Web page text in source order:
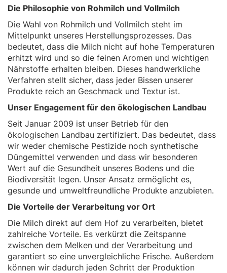
Die Philosophie von Rohmilch und Vollmilch
Die Wahl von Rohmilch und Vollmilch steht im
Mittelpunkt unseres Herstellungsprozesses. Das
bedeutet, dass die Milch nicht auf hohe Temperaturen
erhitzt wird und so die feinen Aromen und wichtigen
Nährstoffe erhalten bleiben. Dieses handwerkliche
Verfahren stellt sicher, dass jeder Bissen unserer
Produkte reich an Geschmack und Textur ist.
Unser Engagement für den ökologischen Landbau
Seit Januar 2009 ist unser Betrieb für den
ökologischen Landbau zertifiziert. Das bedeutet, dass
wir weder chemische Pestizide noch synthetische
Düngemittel verwenden und dass wir besonderen
Wert auf die Gesundheit unseres Bodens und die
Biodiversität legen. Unser Ansatz ermöglicht es,
gesunde und umweltfreundliche Produkte anzubieten.
Die Vorteile der Verarbeitung vor Ort
Die Milch direkt auf dem Hof zu verarbeiten, bietet
zahlreiche Vorteile. Es verkürzt die Zeitspanne
zwischen dem Melken und der Verarbeitung und
garantiert so eine unvergleichliche Frische. Außerdem
können wir dadurch jeden Schritt der Produktion